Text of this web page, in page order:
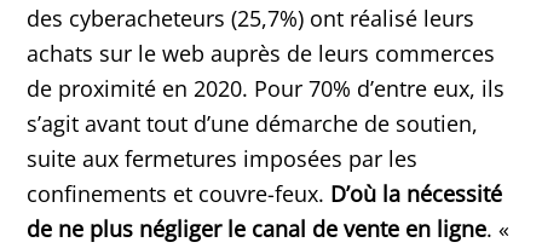
des cyberacheteurs (25,7%) ont réalisé leurs
achats sur le web auprès de leurs commerces
de proximité en 2020. Pour 70% d’entre eux, ils
s’agit avant tout d’une démarche de soutien,
suite aux fermetures imposées par les
confinements et couvre-feux. D’où la nécessité
de ne plus négliger le canal de vente en ligne. «